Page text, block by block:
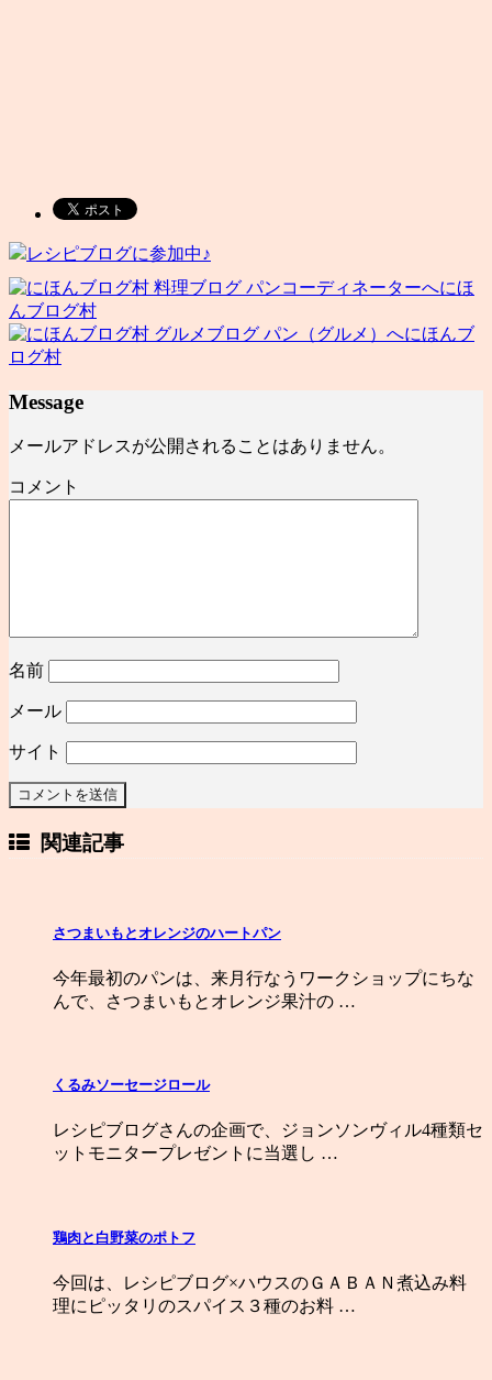
レシピブログに参加中♪
にほ
んブログ村
にほんブ
ログ村
Message
メールアドレスが公開されることはありません。
コメント
名前
メール
サイト
関連記事
さつまいもとオレンジのハートパン
今年最初のパンは、来月行なうワークショップにちな
んで、さつまいもとオレンジ果汁の …
くるみソーセージロール
レシピブログさんの企画で、ジョンソンヴィル4種類セ
ットモニタープレゼントに当選し …
鶏肉と白野菜のポトフ
今回は、レシピブログ×ハウスのＧＡＢＡＮ煮込み料
理にピッタリのスパイス３種のお料 …